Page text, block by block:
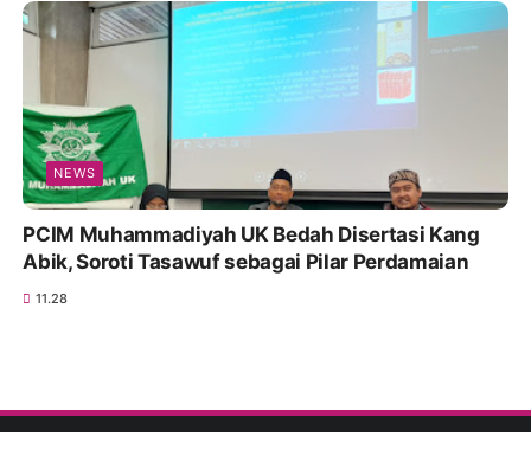
NEWS
PCIM Muhammadiyah UK Bedah Disertasi Kang
Abik, Soroti Tasawuf sebagai Pilar Perdamaian
11.28